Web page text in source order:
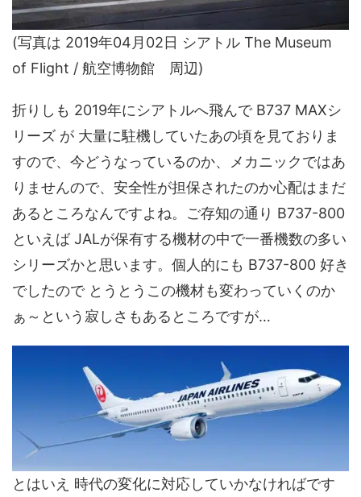
(写真は 2019年04月02日 シアトル The Museum
of Flight / 航空博物館 周辺)
折りしも 2019年にシアトルへ飛んで B737 MAXシ
リーズ が 大量に駐機していたあの頃を見ておりま
すので、今どうなっているのか、メカニックではあ
りませんので、安全性が担保されたのか心配はまだ
あるところなんですよね。ご存知の通り B737-800
といえば JALが保有する機材の中で一番機数の多い
シリーズかと思います。個人的にも B737-800 好き
でしたので とうとうこの機材も変わっていくのか
ぁ～という寂しさもあるところですが…
とはいえ 時代の変化に対応していかなければです